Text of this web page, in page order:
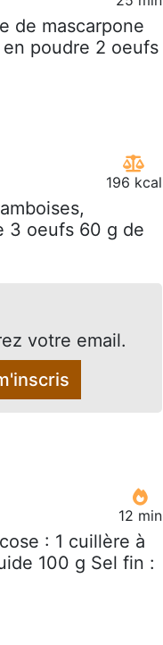
de mascarpone
poudre 2 oeufs
196 kcal
3 oeufs 60 g de
votre email.
12 min
: 1 cuillère à
100 g Sel fin :